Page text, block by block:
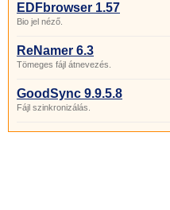
EDFbrowser 1.57
Bio jel néző.
ReNamer 6.3
Tömeges fájl átnevezés.
GoodSync 9.9.5.8
Fájl szinkronizálás.